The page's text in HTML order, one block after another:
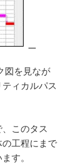
図を見なが
ィカルパス
このタス
工程にまで
す。